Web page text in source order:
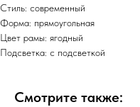
Стиль: современный
Форма: прямоугольная
Цвет рамы: ягодный
Подсветка: с подсветкой
Смотрите также: